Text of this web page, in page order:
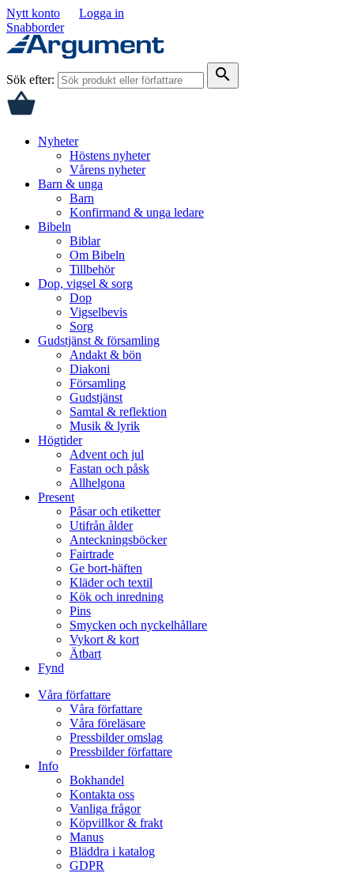
Nytt konto
Logga in
Snabborder
Sök efter: search
Nyheter
Höstens nyheter
Vårens nyheter
Barn & unga
Barn
Konfirmand & unga ledare
Bibeln
Biblar
Om Bibeln
Tillbehör
Dop, vigsel & sorg
Dop
Vigselbevis
Sorg
Gudstjänst & församling
Andakt & bön
Diakoni
Församling
Gudstjänst
Samtal & reflektion
Musik & lyrik
Högtider
Advent och jul
Fastan och påsk
Allhelgona
Present
Påsar och etiketter
Utifrån ålder
Anteckningsböcker
Fairtrade
Ge bort-häften
Kläder och textil
Kök och inredning
Pins
Smycken och nyckelhållare
Vykort & kort
Ätbart
Fynd
Våra författare
Våra författare
Våra föreläsare
Pressbilder omslag
Pressbilder författare
Info
Bokhandel
Kontakta oss
Vanliga frågor
Köpvillkor & frakt
Manus
Bläddra i katalog
GDPR